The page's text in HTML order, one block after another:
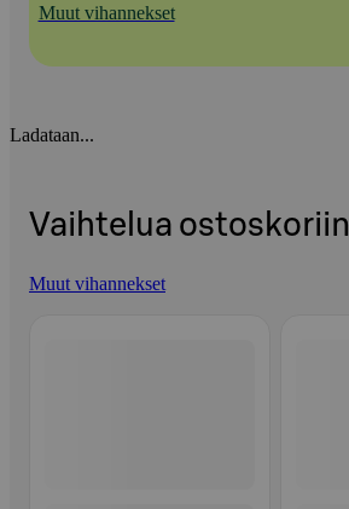
Muut vihannekset
Ladataan...
Vaihtelua ostoskoriin
Muut vihannekset